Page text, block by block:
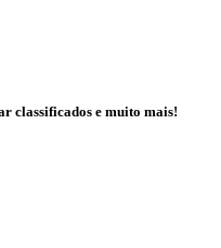
classificados e muito mais!